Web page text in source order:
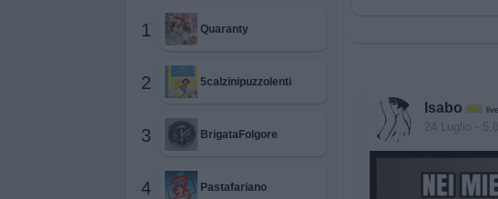
1 Quaranty
2 5calzinipuzzolenti
3 BrigataFolgore
4 Pastafariano
Isabo
24 Luglio -